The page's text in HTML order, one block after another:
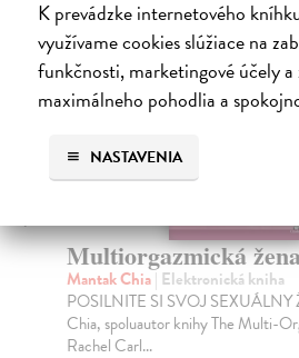
K prevádzke internetového
využívame cookies slúžiace na
funkčnosti, marketingové účely a
maximálneho pohodlia a
NASTAVENIA
Mantak
Man, a
Recept na
Gotttman John|
Čo robí lásku
spolu, zatiaľ čo iný sa